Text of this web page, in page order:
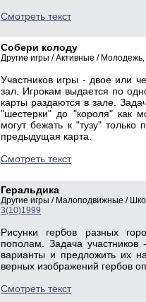
Смотреть текст
Собери колоду
Другие игры / Активные /
Участников игры - двое или
зал. Игрокам выдается по
карты раздаются в зале.
"шестерки" до "короля" как
могут бежать к "тузу"
предыдущая карта.
Смотреть текст
Геральдика
Другие игры / Малоподвижные /
3(10)1999
Рисунки гербов разных
пополам. Задача
варианты и предложить их
верных изображений гербов
Смотреть текст